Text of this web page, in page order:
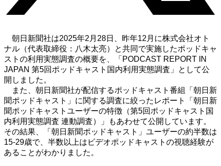
朝日新聞社は2025年2 月 28日、昨年12 月に株式会社オト
ナル（代表取締役：八木太亮）と共同で実施したポッドキャ
ストの利用実態調査の概要を、「 PODCAST REPORT IN
JAPAN 第5回ポッドキャスト国内利用実態調査」として公
開しました。
また、朝日新聞社が配信するポッドキャスト番組「朝日新
聞ポッドキャスト」に関する調査に絞ったレポート「朝日新
聞ポッドキャストユーザーの特徴（第5回ポッドキャスト国
内利用実態調査 連動調査）」もあわせて公開しています。
その結果、「朝日新聞ポッドキャスト」ユーザーの約半数は
15-29歳で、半数以上はビデオポッドキャストの視聴経験が
あることがわかりました。